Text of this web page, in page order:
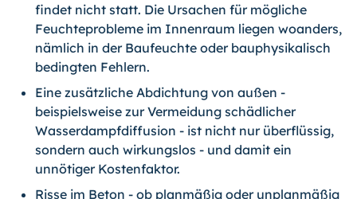
findet nicht statt. Die Ursachen für mögliche
Feuchteprobleme im Innenraum liegen woanders,
nämlich in der Baufeuchte oder bauphysikalisch
bedingten Fehlern.
Eine zusätzliche Abdichtung von außen -
beispielsweise zur Vermeidung schädlicher
Wasserdampfdiffusion - ist nicht nur überflüssig,
sondern auch wirkungslos - und damit ein
unnötiger Kostenfaktor.
Risse im Beton - ob planmäßig oder unplanmäßig